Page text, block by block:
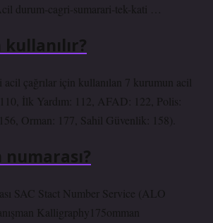
durum-cagri-sumarari-tek-kati …
çağrılar için kullanılan 7 kurumun acil
İlk Yardım: 112, AFAD: 122, Polis:
156, Orman: 177, Sahil Güvenlik: 158).
SAC Stact Number Service (ALO
Kalligraphy175omman